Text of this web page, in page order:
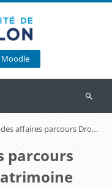
Moodle
M2 Droit des affaires parcours Droit et gestion du patrimoine
parcours